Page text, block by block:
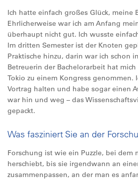
Ich hatte einfach großes Glück, meine
Ehrlicherweise war ich am Anfang
überhaupt nicht gut. Ich wusste
Im dritten Semester ist der Knoten
Praktische hinzu, darin war ich schon
Betreuerin der Bachelorarbeit hat
Tokio zu einem Kongress genommen.
Vortrag halten und habe sogar einen
war hin und weg – das
gepackt.
Was fasziniert Sie an der
Forschung ist wie ein Puzzle, bei dem
herschiebt, bis sie irgendwann an
zusammenpassen, an der man es